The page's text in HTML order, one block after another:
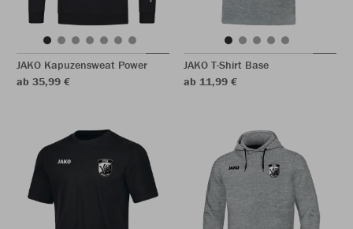
JAKO Kapuzensweat Power
ab 35,99 €
JAKO T-Shirt Base
ab 11,99 €